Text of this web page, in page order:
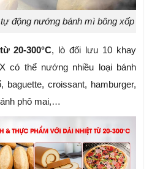
động nướng bánh mì bông xốp
20-300°C, lò đối lưu 10 khay
có thể nướng nhiều loại bánh
croissant, hamburger,
phô mai,…